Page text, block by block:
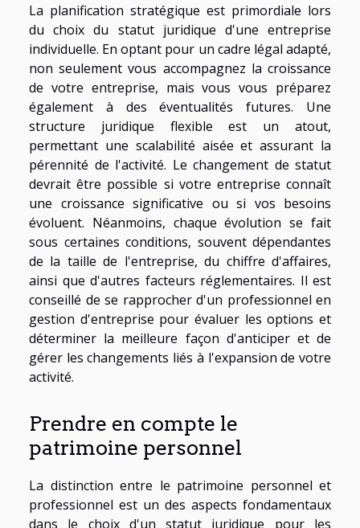
La planification stratégique est primordiale lors
du choix du statut juridique d'une entreprise
individuelle. En optant pour un cadre légal adapté,
non seulement vous accompagnez la croissance
de votre entreprise, mais vous vous préparez
également à des éventualités futures. Une
structure juridique flexible est un atout,
permettant une scalabilité aisée et assurant la
pérennité de l'activité. Le changement de statut
devrait être possible si votre entreprise connaît
une croissance significative ou si vos besoins
évoluent. Néanmoins, chaque évolution se fait
sous certaines conditions, souvent dépendantes
de la taille de l'entreprise, du chiffre d'affaires,
ainsi que d'autres facteurs réglementaires. Il est
conseillé de se rapprocher d'un professionnel en
gestion d'entreprise pour évaluer les options et
déterminer la meilleure façon d'anticiper et de
gérer les changements liés à l'expansion de votre
activité.
Prendre en compte le
patrimoine personnel
La distinction entre le patrimoine personnel et
professionnel est un des aspects fondamentaux
dans le choix d'un statut juridique pour les